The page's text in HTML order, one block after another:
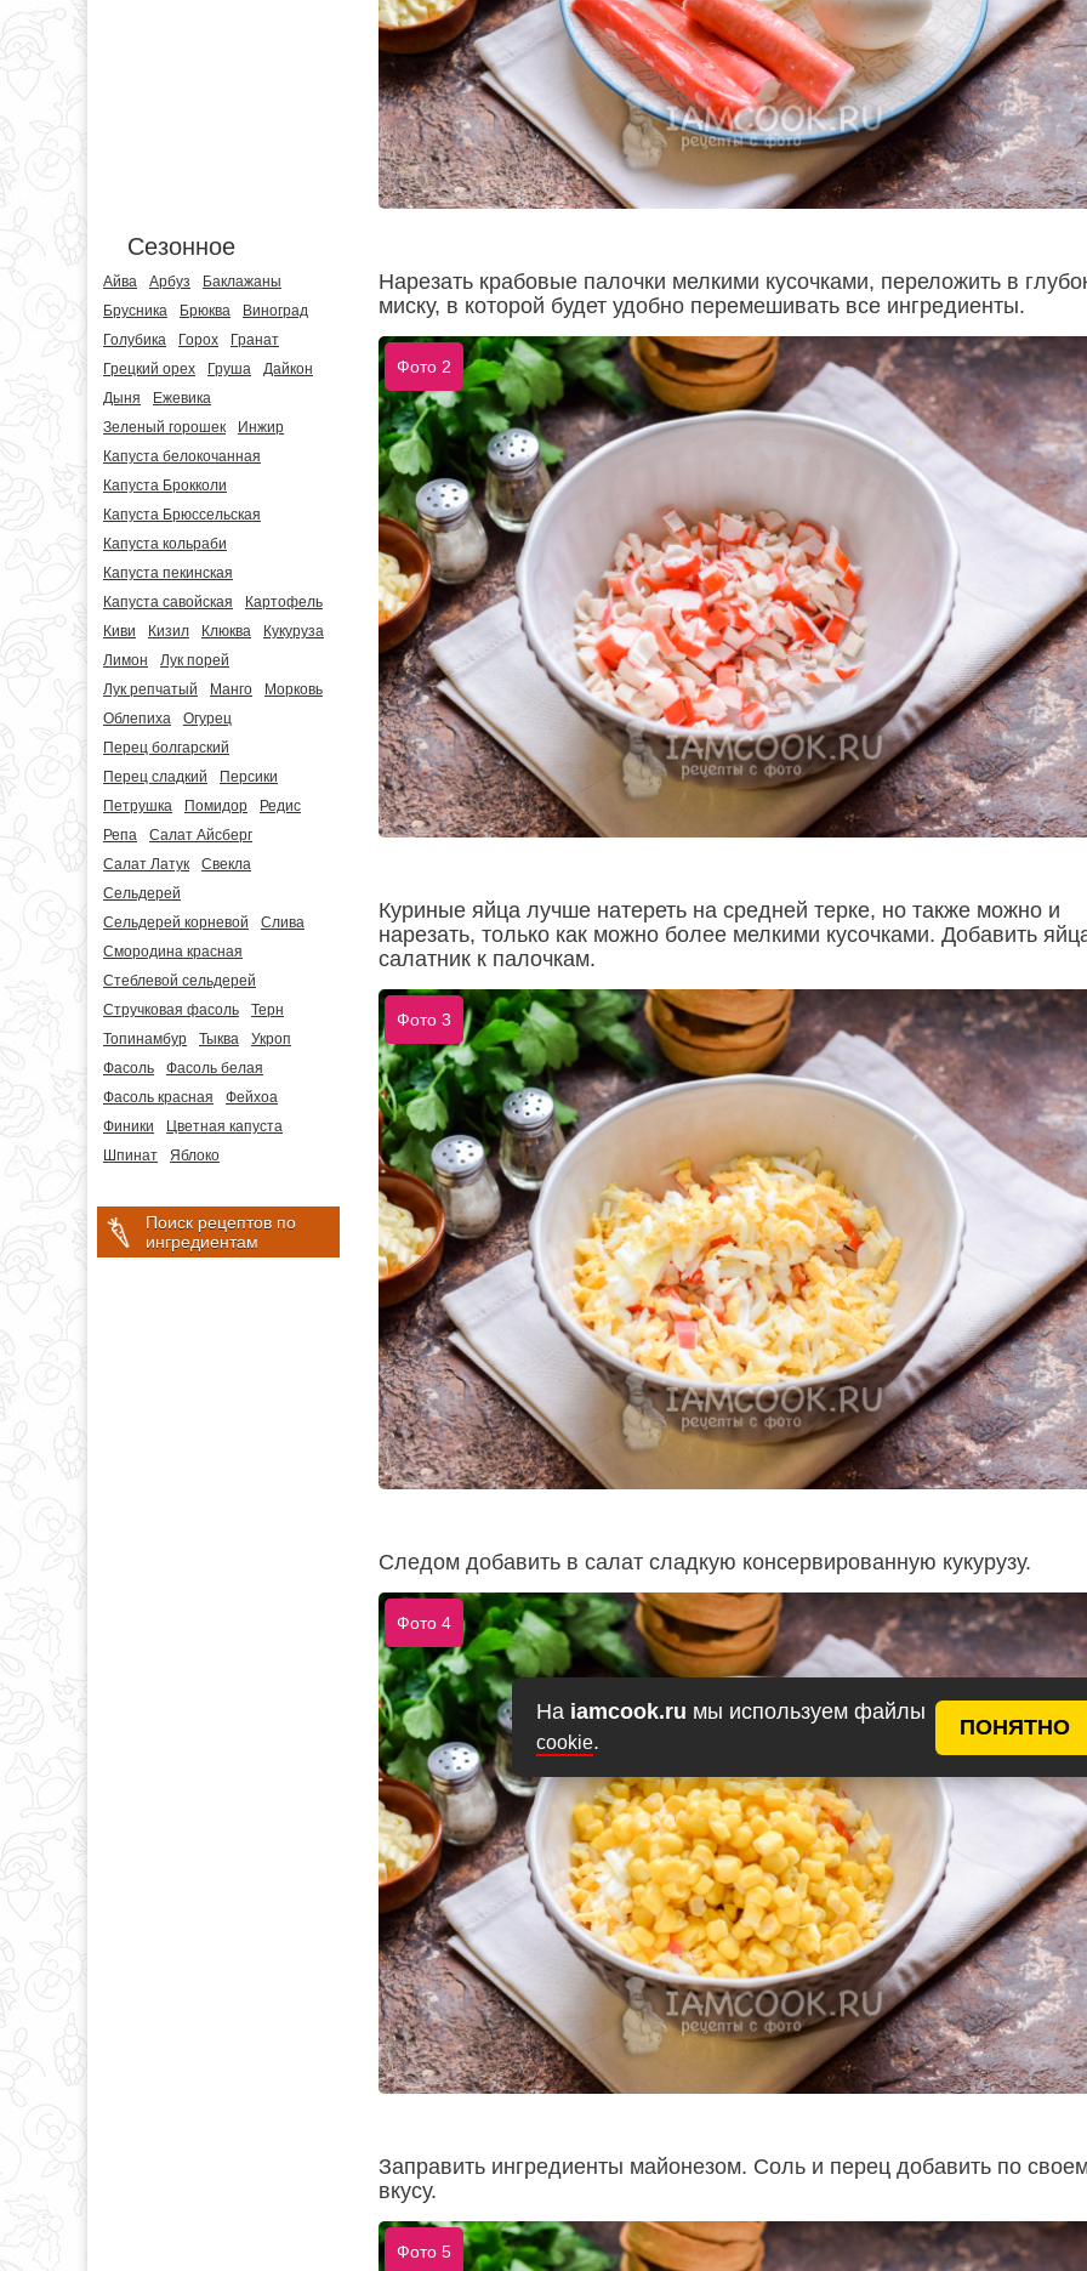
На iamcook.ru мы используем файлы
cookie.
ПОНЯТНО
Сезонное
Айва Арбуз
Баклажаны
Брусника
Брюква
Виноград
Голубика
Горох
Гранат
Грецкий орех
Груша
Дайкон
Дыня
Ежевика
Зеленый горошек
Инжир
Капуста белокочанная
Капуста Брокколи
Капуста Брюссельская
Капуста кольраби
Капуста пекинская
Капуста савойская
Картофель
Киви
Кизил Клюква
Кукуруза
Лимон
Лук порей
Лук репчатый
Манго
Морковь
Облепиха
Огурец
Перец болгарский
Перец сладкий
Персики
Петрушка
Помидор
Редис
Репа
Салат Айсберг
Салат Латук
Свекла
Сельдерей
Сельдерей корневой
Слива
Смородина красная
Стеблевой сельдерей
Стручковая фасоль
Терн
Топинамбур
Тыква
Укроп
Фасоль
Фасоль белая
Фасоль красная
Фейхоа
Финики
Цветная капуста
Шпинат
Яблоко
Поиск рецептов по
ингредиентам
Нарезать крабовые палочки мелкими кусочками, переложить в
миску, в которой будет удобно перемешивать все ингредиенты.
Фото 2
Куриные яйца лучше натереть на средней терке, но также можно и
нарезать, только как можно более мелкими кусочками. Добавить
салатник к палочкам.
Фото 3
Следом добавить в салат сладкую консервированную кукурузу.
Фото 4
Заправить ингредиенты майонезом. Соль и перец добавить по
вкусу.
Фото 5